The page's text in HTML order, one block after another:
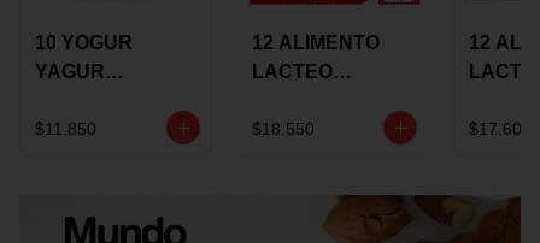
10 YOGUR
YAGUR
150ML SURTIDO
$11.850
12 ALIMENTO
LACTEO
ALQUERIA
$18.550
12
$17.600